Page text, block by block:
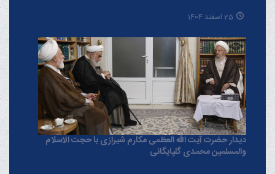
25 اسفند 1404
دیدار حضرت آیت الله العظمی مکارم شیرازی با حجت الاسلام
والمسلمین محمدی گلپایگانی